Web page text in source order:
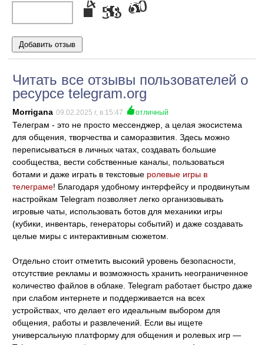
Читать все отзывы пользователей о
ресурсе telegram.org
Morrigana 09.02.2025 г, в 15:47 отличный
Телеграм - это не просто мессенджер, а целая экосистема
для общения, творчества и саморазвития. Здесь можно
переписываться в личных чатах, создавать большие
сообщества, вести собственные каналы, пользоваться
ботами и даже играть в текстовые ролевые игры в
телеграме! Благодаря удобному интерфейсу и продвинутым
настройкам Telegram позволяет легко организовывать
игровые чаты, использовать ботов для механики игры
(кубики, инвентарь, генераторы событий) и даже создавать
целые миры с интерактивным сюжетом.
Отдельно стоит отметить высокий уровень безопасности,
отсутствие рекламы и возможность хранить неограниченное
количество файлов в облаке. Telegram работает быстро даже
при слабом интернете и поддерживается на всех
устройствах, что делает его идеальным выбором для
общения, работы и развлечений. Если вы ищете
универсальную платформу для общения и ролевых игр —